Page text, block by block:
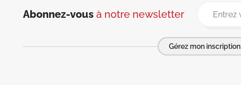
Abonnez-vous à notre newsletter
Gérez mon inscription